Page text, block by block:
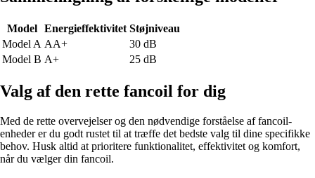
Model Energieffektivitet Støjniveau
Model A AA+
30 dB
Model B A+ 25 dB
Valg af den rette fancoil for dig
Med de rette overvejelser og den nødvendige forståelse af fancoil-
enheder er du godt rustet til at træffe det bedste valg til dine specifikke
behov. Husk altid at prioritere funktionalitet, effektivitet og komfort,
når du vælger din fancoil.